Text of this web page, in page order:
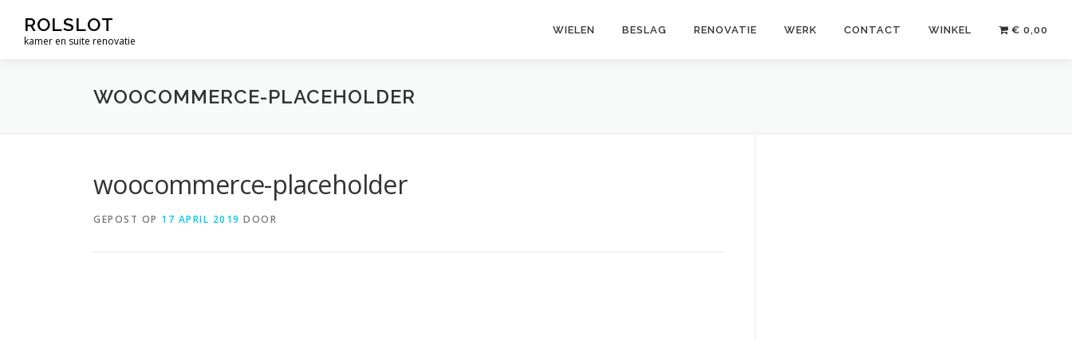
inhoud
ROLSLOT
kamer en suite renovatie
WIELEN BESLAG RENOVATIE WERK CONTACT WINKEL € 0,00
WOOCOMMERCE-PLACEHOLDER
woocommerce-placeholder
GEPOST OP 17 APRIL 2019 DOOR